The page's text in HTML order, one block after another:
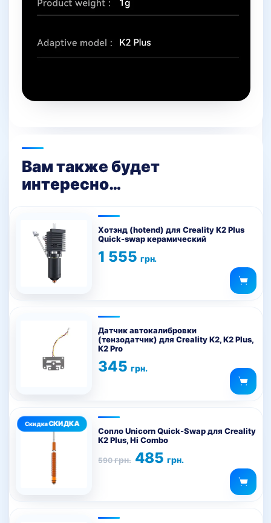
Вам также будет
интересно…
Хотэнд (hotend) для Creality K2 Plus
Quick-swap керамический
1 555 грн.
Датчик автокалибровки
(тензодатчик) для Creality K2, K2 Plus,
K2 Pro
345 грн.
Сопло Unicorn Quick-Swap для Creality
K2 Plus, Hi Combo
590грн.
Первоначальная
цена
485грн.
Текущая
цена:
Этот
товар
несколько
вариаций.